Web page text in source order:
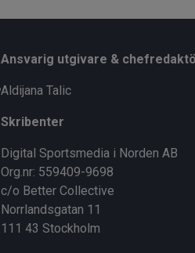
b
o
k
a
d
Li
Ansvarig utgivare &
Aldijana Talic
Skribenter
Digital Sportsmedia i Norden AB
Org.nr: 559409-9698
c/o Better Collective
Norrlandsgatan 11
111 43 Stockholm